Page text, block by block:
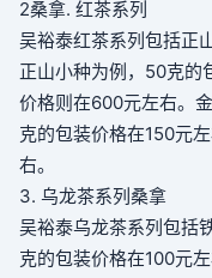
2桑拿. 红茶系列
吴裕泰红茶系列包括正
正山小种为例，50克的
价格则在600元左右。
克的包装价格在150元
右。
3. 乌龙茶系列桑拿
吴裕泰乌龙茶系列包括
克的包装价格在100元